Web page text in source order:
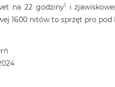
na 22 godziny1
i
1600 nitów to sprzęt pro